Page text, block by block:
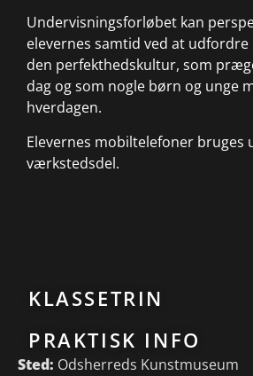
Undervisningsforløbet kan
elevernes samtid ved at udfordre
den perfekthedskultur, som
dag og som nogle børn og unge
hverdagen.
Elevernes mobiltelefoner bruges
værkstedsdel.
KLASSETRIN
PRAKTISK INFO
Sted: Odsherreds Kunstmuseum